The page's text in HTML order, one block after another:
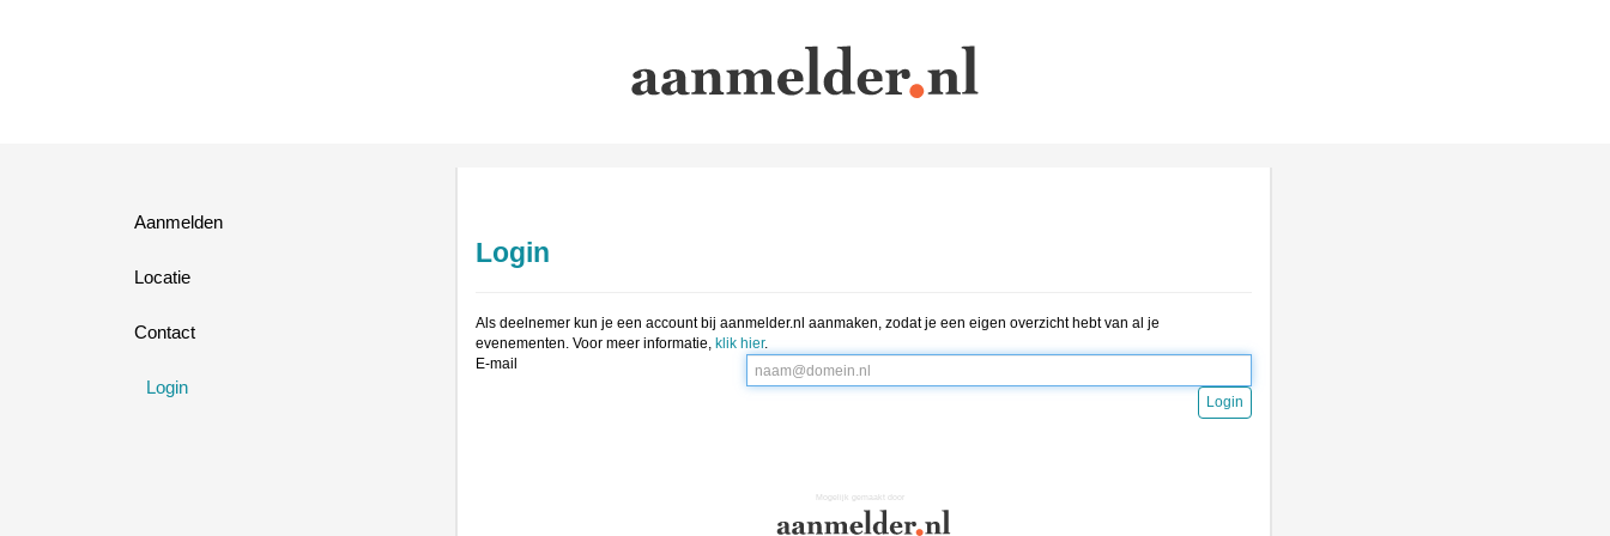
Aanmelden
Locatie
Contact
Login
Login
Als deelnemer kun je een account bij aanmelder.nl aanmaken, zodat je een eigen overzicht hebt van al je
evenementen. Voor meer informatie, klik hier.
E-mail
Login
Mogelijk gemaakt door